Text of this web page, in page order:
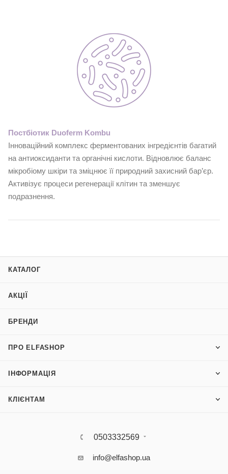
Постбіотик Duoferm Kombu
Інноваційний комплекс ферментованих інгредієнтів багатий
на антиоксиданти та органічні кислоти. Відновлює баланс
мікробіому шкіри та зміцнює її природний захисний бар’єр.
Активізує процеси регенерації клітин та зменшує
подразнення.
КАТАЛОГ
АКЦІЇ
БРЕНДИ
ПРО ELFASHOP
ІНФОРМАЦІЯ
КЛІЄНТАМ
0503332569
info@elfashop.ua